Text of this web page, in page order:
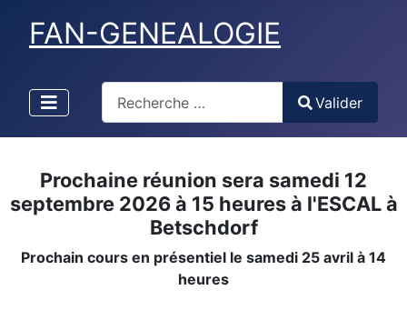
FAN-GENEALOGIE
Type 2 or more characters for results.
Valider
Prochaine réunion sera samedi 12
septembre 2026 à 15 heures à l'ESCAL à
Betschdorf
Prochain cours en présentiel le samedi 25 avril à 14
heures